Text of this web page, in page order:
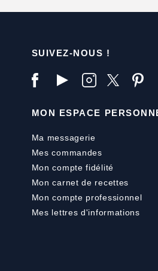
SUIVEZ-NOUS !
MON ESPACE
Ma messagerie
Mes commandes
Mon compte fidélité
Mon carnet de recettes
Mon compte professionnel
Mes lettres d'informations